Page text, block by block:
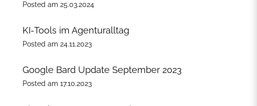
Posted am 25.03.2024
KI-Tools im Agenturalltag
Posted am 24.11.2023
Google Bard Update September 2023
Posted am 17.10.2023